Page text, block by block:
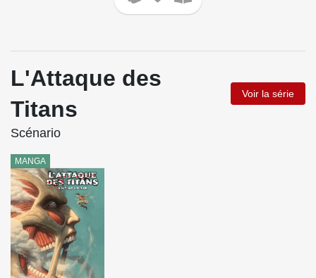
L'Attaque des
Titans
Voir la série
Scénario
MANGA